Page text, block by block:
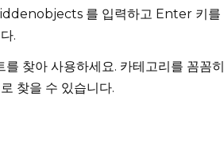
를 입력하고 Enter 키를
.
찾아 사용하세요. 카테고리를 꼼꼼히
찾을 수 있습니다.